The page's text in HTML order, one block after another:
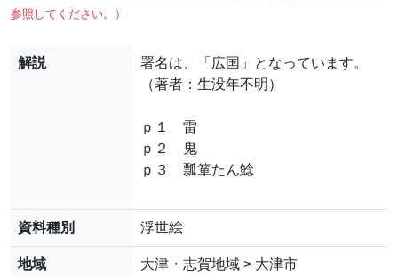
参照してください。）
解説
署名は、「広国」となっています。
（著者：生没年不明）
ｐ１ 雷
ｐ２ 鬼
ｐ３ 瓢箪たん鯰
資料種別 浮世絵
地域 大津・志賀地域 > 大津市